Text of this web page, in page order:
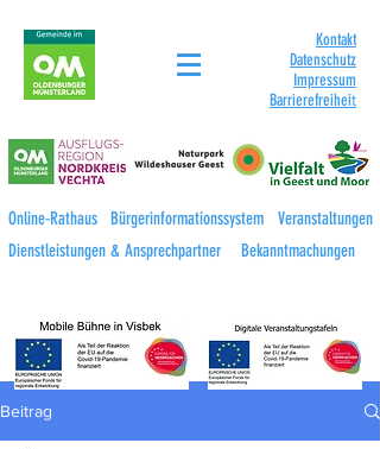
Kontakt
Datenschutz
Impressum
Barrierefreiheit
Online-Rathaus Bürgerinformationssystem
Veranstaltungen
Dienstleistungen & Ansprechpartner
Bekanntmachungen
Beitrag